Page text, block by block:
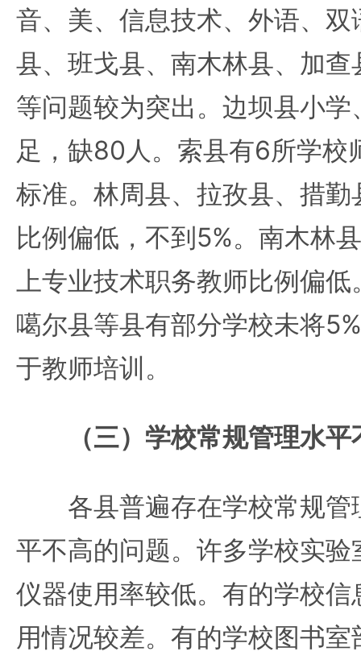
音、美、信息技术、外语、
县、班戈县、南木林县、加
等问题较为突出。边坝县小
足，缺80人。索县有6所学校
标准。林周县、拉孜县、措
比例偏低，不到5%。南木林
上专业技术职务教师比例偏
噶尔县等县有部分学校未将
于教师培训。
（三）学校常规管理水平
各县普遍存在学校常规管
平不高的问题。许多学校实
仪器使用率较低。有的学校
用情况较差。有的学校图书